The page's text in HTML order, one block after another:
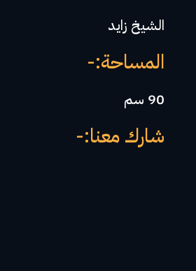
الشيخ زايد
المساحة:-
90 سم
شارك معنا:-